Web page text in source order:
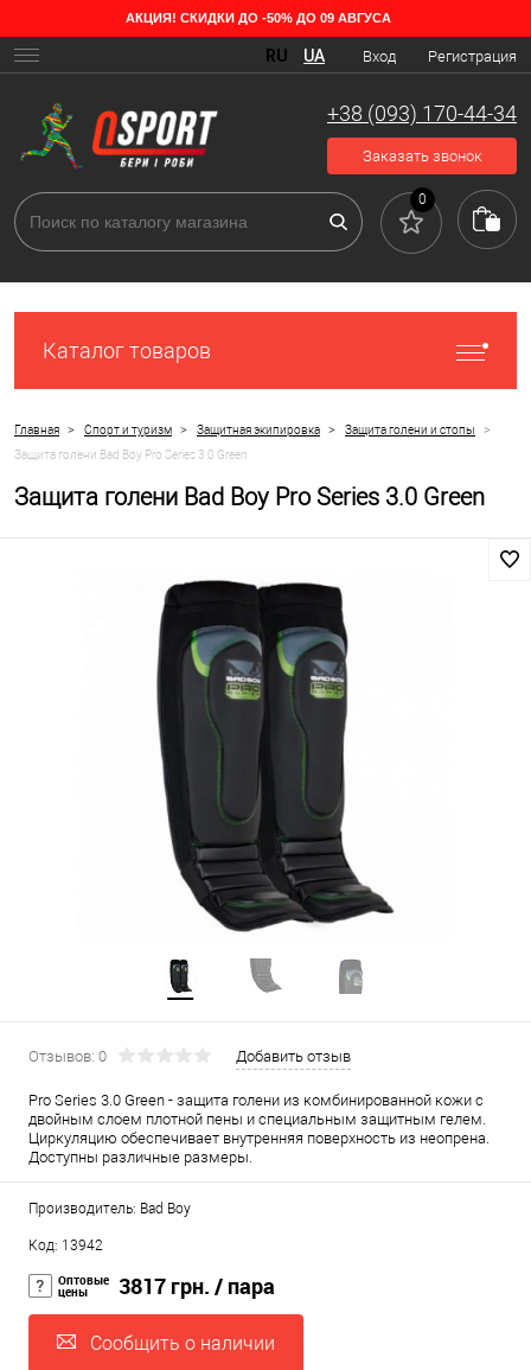
АКЦИЯ! СКИДКИ ДО -50% ДО 09 АВГУСА
Вход Регистрация
RU UA
+38 (093) 170-44-34
Заказать звонок
0
Каталог товаров
Главная > Спорт и туризм > Защитная экипировка > Защита голени и стопы >
Защита голени Bad Boy Pro Series 3.0 Green
Защита голени Bad Boy Pro Series 3.0 Green
Отзывов: 0 Добавить отзыв
Pro Series 3.0 Green - защита голени из комбинированной кожи с
двойным слоем плотной пены и специальным защитным гелем.
Циркуляцию обеспечивает внутренняя поверхность из неопрена.
Доступны различные размеры.
Производитель: Bad Boy
Код: 13942
Оптовые
цены 3817 грн. / пара
Сообщить о наличии